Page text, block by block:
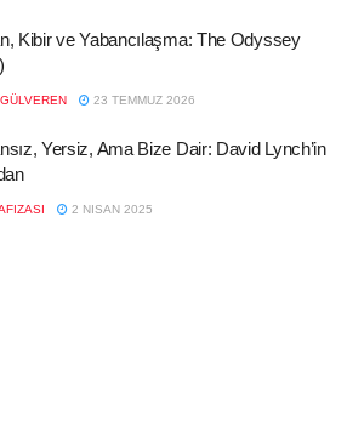
Kibir ve Yabancılaşma: The Odyssey
23 TEMMUZ 2026
Yersiz, Ama Bize Dair: David Lynch’in
2 NISAN 2025